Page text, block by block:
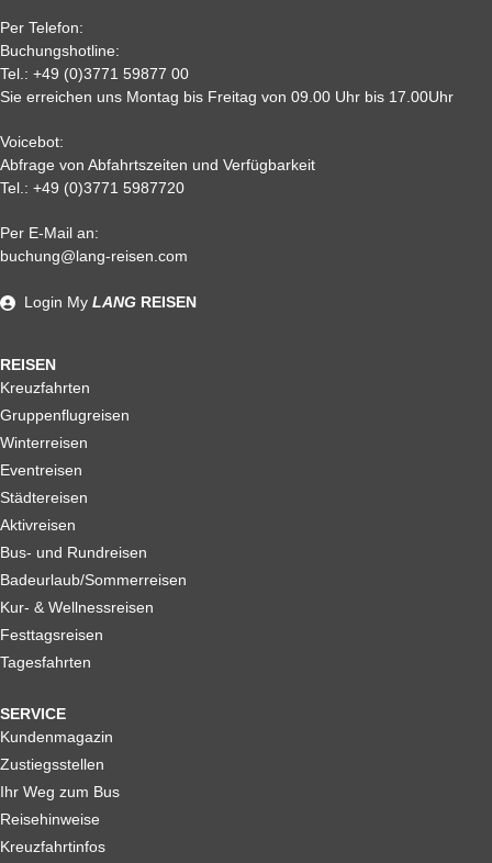
Nichtantritt
Alle weiteren Stronierungsbedingungen entnehmen Sie bitte
unseren AGB. Wir empfehlen Ihnen den Abschluss einer
Reiserücktrittskostenversicherung
Per Telefon:
Buchungshotline:
Tel.: +49 (0)3771 59877 00
Sie erreichen uns Montag bis Freitag von 09.00 Uhr bis 17.00Uhr
Voicebot:
Abfrage von Abfahrtszeiten und Verfügbarkeit
Tel.: +49 (0)3771 5987720
Per E-Mail an:
buchung@lang-reisen.com
REISEN
Kreuzfahrten
Gruppenflugreisen
Winterreisen
Eventreisen
Städtereisen
Aktivreisen
Bus- und Rundreisen
Badeurlaub/Sommerreisen
Kur- & Wellnessreisen
Festtagsreisen
Tagesfahrten
SERVICE
Kundenmagazin
Zustiegsstellen
Ihr Weg zum Bus
Reisehinweise
Kreuzfahrtinfos
Login My LANG REISEN